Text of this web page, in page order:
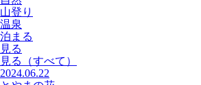
山登り
温泉
泊まる
見る
見る
（すべて）
2024.06.22